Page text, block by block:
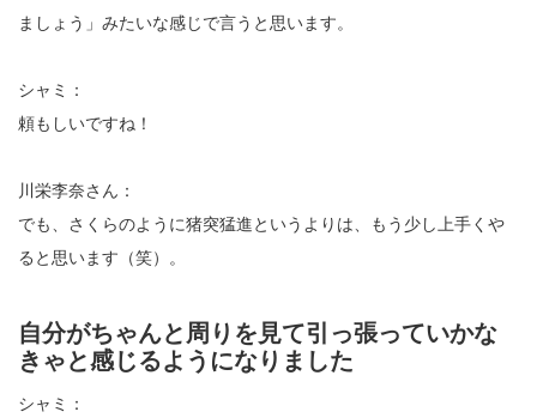
ましょう」みたいな感じで言うと思います。
シャミ：
頼もしいですね！
川栄李奈さん：
でも、さくらのように猪突猛進というよりは、もう少し上手くや
ると思います（笑）。
自分がちゃんと周りを見て引っ張っていかな
きゃと感じるようになりました
シャミ：